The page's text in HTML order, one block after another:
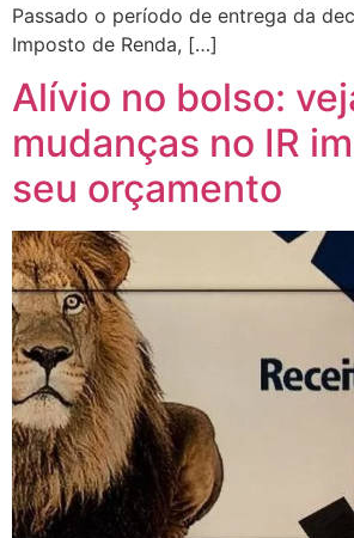
Passado o período de entrega da
Imposto de Renda, […]
Alívio no bolso:
mudanças no IR
seu orçamento